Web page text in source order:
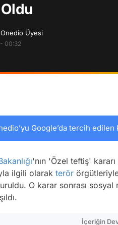
Üyesi
- 00:32
Google’da tercih
'nın 'Özel teftiş' kararı
ilgili olarak terör
O karar sonrası
İçeriğin